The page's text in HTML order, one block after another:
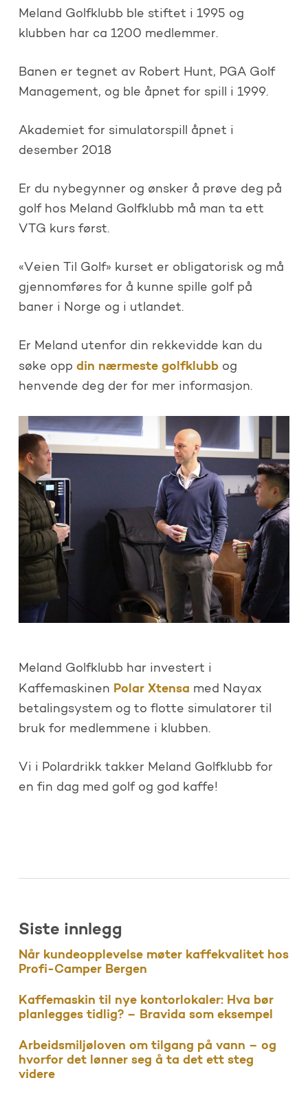
Meland Golfklubb ble stiftet i 1995 og
klubben har ca 1200 medlemmer.
Banen er tegnet av Robert Hunt, PGA Golf
Management, og ble åpnet for spill i 1999.
Akademiet for simulatorspill åpnet i
desember 2018
Er du nybegynner og ønsker å prøve deg på
golf hos Meland Golfklubb må man ta ett
VTG kurs først.
«Veien Til Golf» kurset er obligatorisk og må
gjennomføres for å kunne spille golf på
baner i Norge og i utlandet.
Er Meland utenfor din rekkevidde kan du
søke opp din nærmeste golfklubbog
henvende deg der for mer informasjon.
Meland Golfklubb har investert i
Kaffemaskinen Polar Xtensa med Nayax
betalingsystem og to flotte simulatorer til
bruk for medlemmene i klubben.
Vi i Polardrikk takker Meland Golfklubb for
en fin dag med golf og god kaffe!
Siste innlegg
Når kundeopplevelse møter kaffekvalitet hos
Profi-Camper Bergen
Kaffemaskin til nye kontorlokaler: Hva bør
planlegges tidlig? – Bravida som eksempel
Arbeidsmiljøloven om tilgang på vann – og
hvorfor det lønner seg å ta det ett steg
videre